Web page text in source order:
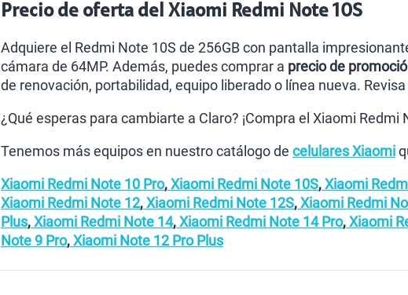
Precio de oferta del Xiaomi Redmi Note 10S
Adquiere el Redmi Note 10S de 256GB con pantalla
cámara de 64MP. Además, puedes comprar a precio de
de renovación, portabilidad, equipo liberado o línea nueva.
¿Qué esperas para cambiarte a Claro? ¡Compra el Xiaomi
Tenemos más equipos en nuestro catálogo de celulares Xiaomi
Xiaomi Redmi Note 10 Pro,Xiaomi Redmi Note 10S,Xiaomi
Xiaomi Redmi Note 12,Xiaomi Redmi Note 12S,Xiaomi Redmi
Plus,Xiaomi Redmi Note 14,Xiaomi Redmi Note 14 Pro,Xiaomi
Note 9 Pro,Xiaomi Note 12 Pro Plus